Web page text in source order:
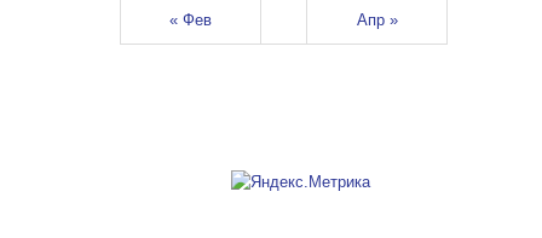
« Фев Апр »